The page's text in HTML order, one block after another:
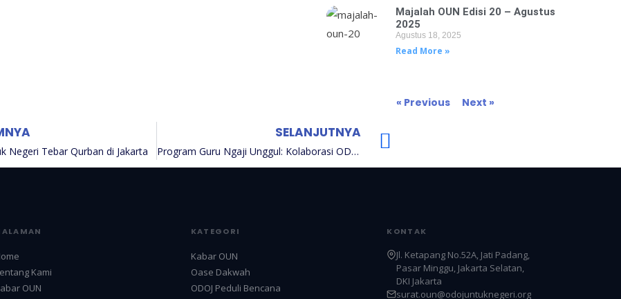
Majalah OUN Edisi 20 – Agustus
2025
Agustus 18, 2025
Read More »
« Previous Next »
Negeri Tebar Qurban di Jakarta
SELANJUTNYA
Program Guru Ngaji Unggul: Kolaborasi ODOJ Untuk Negeri dan DT Peduli
Kami
OUN
KATEGORI
Kabar OUN
Oase Dakwah
ODOJ Peduli Bencana
KONTAK
Jl. Ketapang No.52A, Jati Padang,
Pasar Minggu, Jakarta Selatan,
DKI Jakarta
surat.oun@odojuntuknegeri.org